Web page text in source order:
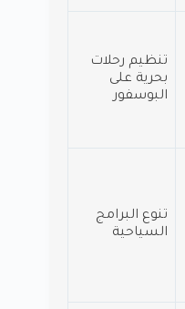
تنظيم رحلات
بحرية على
البوسفور
تنوع البرامج
السياحية